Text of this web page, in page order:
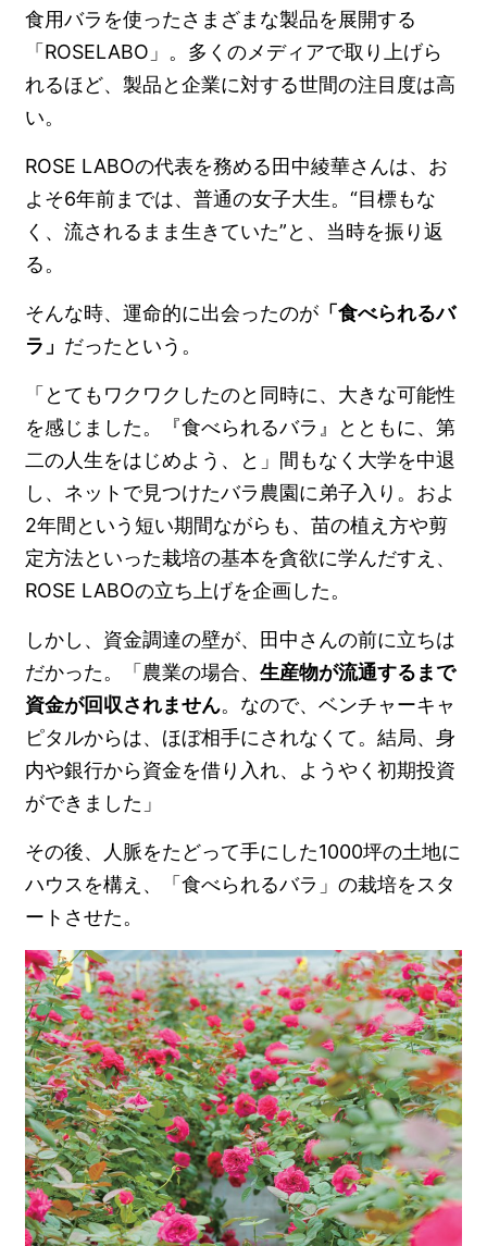
食用バラを使ったさまざまな製品を展開する
「ROSELABO」。多くのメディアで取り上げら
れるほど、製品と企業に対する世間の注目度は高
い。
ROSE LABOの代表を務める田中綾華さんは、お
よそ6年前までは、普通の女子大生。“目標もな
く、流されるまま生きていた”と、当時を振り返
る。
そんな時、運命的に出会ったのが 「食べられるバ
ラ」 だったという。
「とてもワクワクしたのと同時に、大きな可能性
を感じました。『食べられるバラ』とともに、第
二の人生をはじめよう、と」間もなく大学を中退
し、ネットで見つけたバラ農園に弟子入り。およ
2年間という短い期間ながらも、苗の植え方や剪
定方法といった栽培の基本を貪欲に学んだすえ、
ROSE LABOの立ち上げを企画した。
しかし、資金調達の壁が、田中さんの前に立ちは
だかった。「農業の場合、生産物が流通するまで
資金が回収されません。なので、ベンチャーキャ
ピタルからは、ほぼ相手にされなくて。結局、身
内や銀行から資金を借り入れ、ようやく初期投資
ができました」
その後、人脈をたどって手にした1000坪の土地に
ハウスを構え、「食べられるバラ」の栽培をスタ
ートさせた。